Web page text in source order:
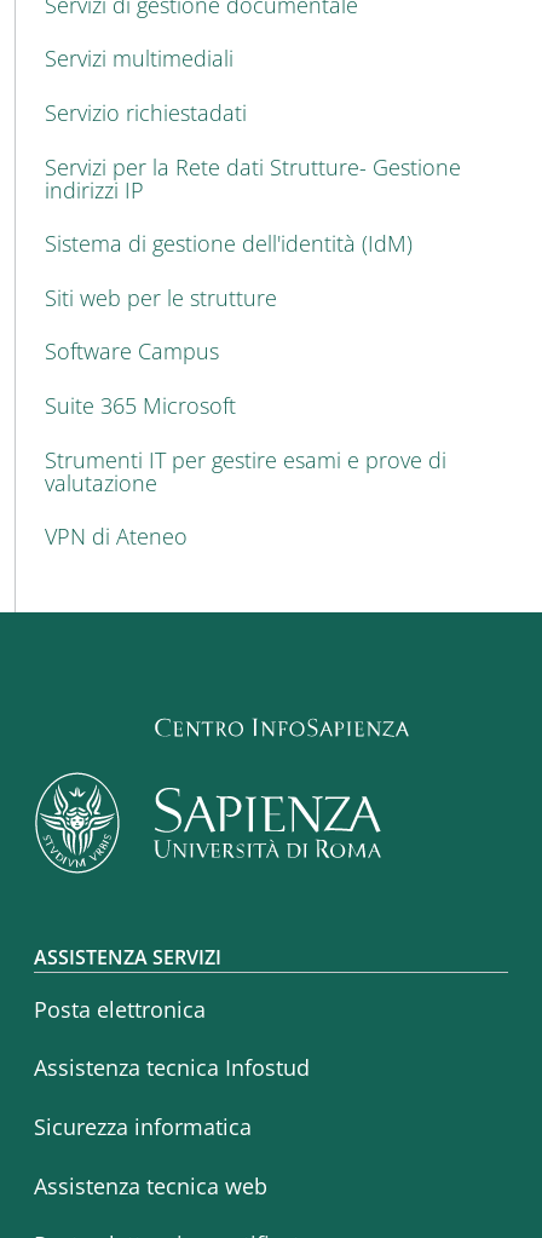
Servizi multimediali
Servizio richiestadati
Servizi per la Rete dati Strutture- Gestione
indirizzi IP
Sistema di gestione dell'identità (IdM)
Siti web per le strutture
Software Campus
Suite 365 Microsoft
Strumenti IT per gestire esami e prove di
valutazione
VPN di Ateneo
Footer menu
ASSISTENZA SERVIZI
Posta elettronica
Assistenza tecnica Infostud
Sicurezza informatica
Assistenza tecnica web